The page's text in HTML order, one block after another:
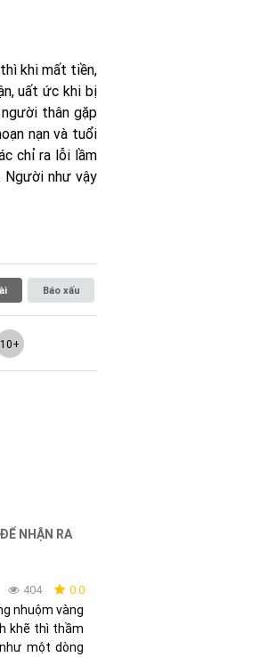
khi mất tiền,
uất ức khi bị
thân gặp
nạn và tuổi
chỉ ra lỗi lầm
Người như vậy
Báo xấu
10+
NHẬN RA
404 0.0
nhuộm vàng
khẽ thì thầm
một dòng